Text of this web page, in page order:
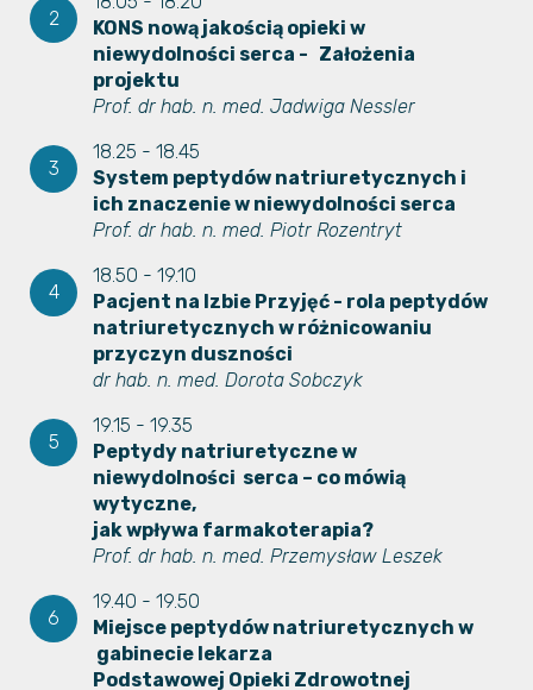
KONS nową jakością opieki w
niewydolności serca - Założenia
projektu
Prof. dr hab. n. med. Jadwiga Nessler
18.25 - 18.45
System peptydów natriuretycznych i
ich znaczenie w niewydolności serca
Prof. dr hab. n. med. Piotr Rozentryt
18.50 - 19.10
Pacjent na Izbie Przyjęć - rola peptydów
natriuretycznych w różnicowaniu
przyczyn duszności
dr hab. n. med. Dorota Sobczyk
19.15 - 19.35
Peptydy natriuretyczne w
niewydolności serca – co mówią
wytyczne,
jak wpływa farmakoterapia?
Prof. dr hab. n. med. Przemysław Leszek
19.40 - 19.50
Miejsce peptydów natriuretycznych w
gabinecie lekarza
Podstawowej Opieki Zdrowotnej